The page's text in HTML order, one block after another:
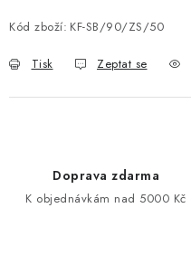
Kód zboží: KF-SB/90/ZS/50
Tisk Zeptat se
Doprava zdarma
K objednávkám nad 5000 Kč